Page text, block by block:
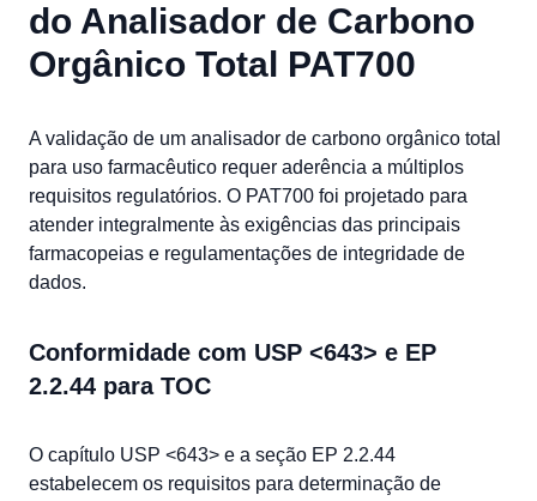
do Analisador de Carbono
Orgânico Total PAT700
A validação de um analisador de carbono orgânico total
para uso farmacêutico requer aderência a múltiplos
requisitos regulatórios. O PAT700 foi projetado para
atender integralmente às exigências das principais
farmacopeias e regulamentações de integridade de
dados.
Conformidade com USP <643> e EP
2.2.44 para TOC
O capítulo USP <643> e a seção EP 2.2.44
estabelecem os requisitos para determinação de